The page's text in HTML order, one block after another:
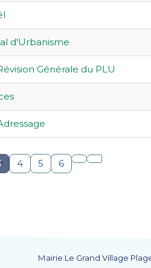
d'Urbanisme
Générale du PLU
4 5 6
Mairie Le Grand Village